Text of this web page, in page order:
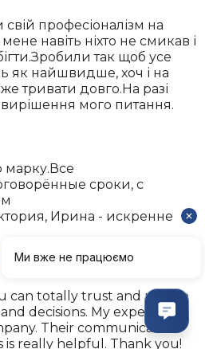
професіоналізм на
навіть ніхто не смикав і
так щоб усе
як найшвидше, хоч і на
тривати довго.На разі
мого питання.
сроки, с
Ирина - искренне
can totally trust and rely on
decisions. My experience
Their communication
really helpful. Thank you!